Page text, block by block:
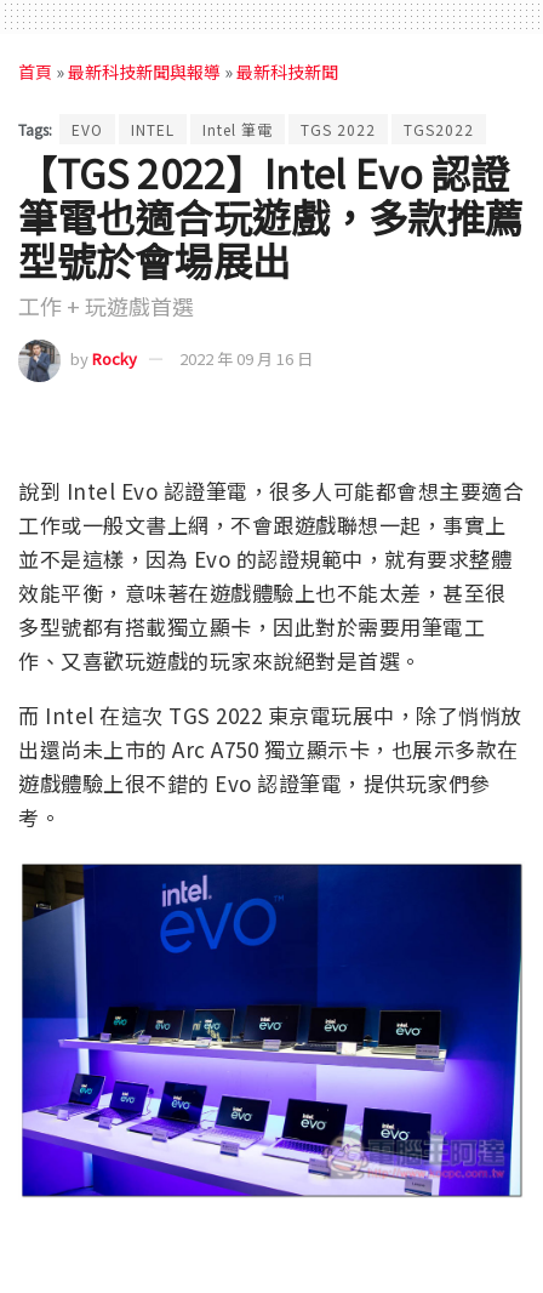
首頁 »最新科技新聞與報導 »最新科技新聞
Tags: EVO INTEL Intel 筆電 TGS 2022 TGS2022
【TGS 2022】Intel Evo 認證
筆電也適合玩遊戲，多款推薦
型號於會場展出
工作 + 玩遊戲首選
byRocky 2022 年 09 月 16 日
說到 Intel Evo 認證筆電，很多人可能都會想主要適合
工作或一般文書上網，不會跟遊戲聯想一起，事實上
並不是這樣，因為 Evo 的認證規範中，就有要求整體
效能平衡，意味著在遊戲體驗上也不能太差，甚至很
多型號都有搭載獨立顯卡，因此對於需要用筆電工
作、又喜歡玩遊戲的玩家來說絕對是首選。
而 Intel 在這次 TGS 2022 東京電玩展中，除了悄悄放
出還尚未上市的 Arc A750 獨立顯示卡，也展示多款在
遊戲體驗上很不錯的 Evo 認證筆電，提供玩家們參
考。